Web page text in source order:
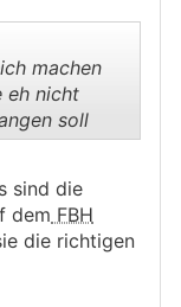
machen
eh nicht
soll
sind die
dem FBH
die richtigen